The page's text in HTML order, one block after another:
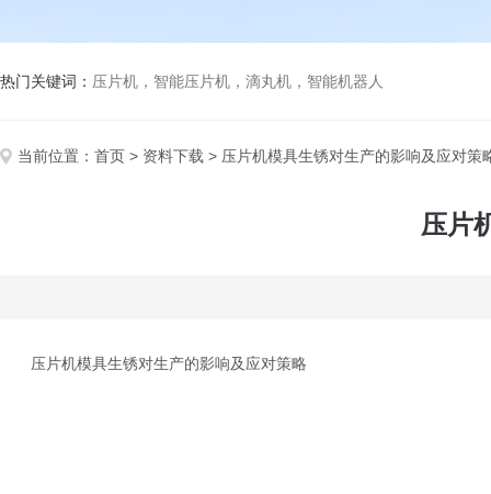
热门关键词： 压片机，智能压片机，滴丸机，智能机器人
当前位置： 首页 > 资料下载 > 压片机模具生锈对生产的影响及应对策
压片
压片机模具生锈对生产的影响及应对策略